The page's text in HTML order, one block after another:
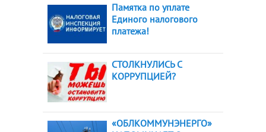
Памятка по уплате
Единого налогового
платежа!
СТОЛКНУЛИСЬ С
КОРРУПЦИЕЙ?
«ОБЛКОММУНЭНЕРГО»